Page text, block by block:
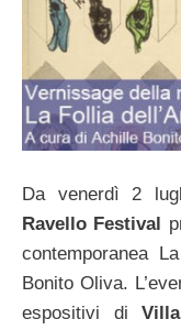
Da venerdì 2
Ravello Festival
contemporanea
Bonito Oliva.
espositivi di